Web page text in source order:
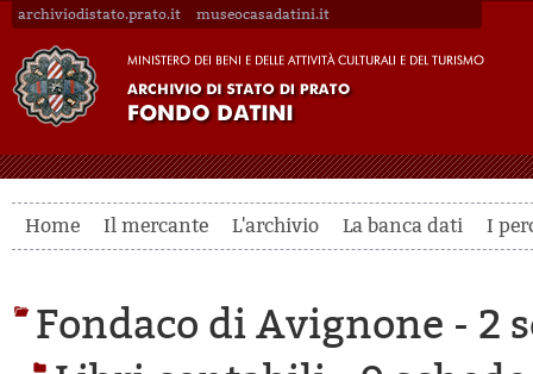
archiviodistato.prato.it museocasadatini.it
Home Il mercante L'archivio La banca dati I
Fondaco di Avignone - 2